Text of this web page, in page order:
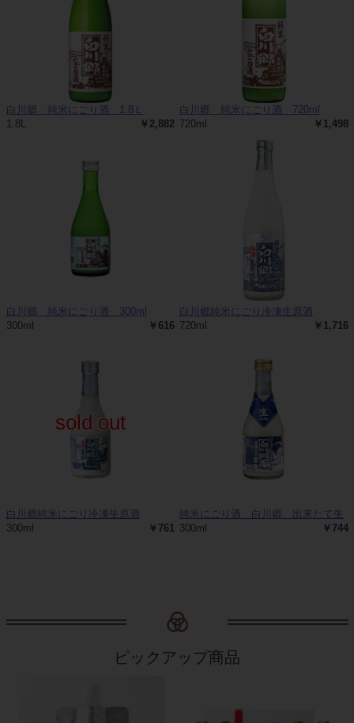
白川郷 純米にごり酒 1.8Ｌ
1.8L
￥2,882
白川郷 純米にごり酒 720ml
720ml
￥1,498
白川郷 純米にごり酒 300ml
300ml
￥616
白川郷純米にごり冷凍生原酒
720ml
￥1,716
sold out
白川郷純米にごり冷凍生原酒
300ml
￥761
純米にごり酒 白川郷 出来たて生
300ml
￥744
ピックアップ商品